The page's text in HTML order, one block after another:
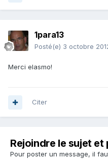
1para13
Posté(e) 3 octobre
Merci elasmo!
Citer
Rejoindre le sujet
Pour poster un message, il